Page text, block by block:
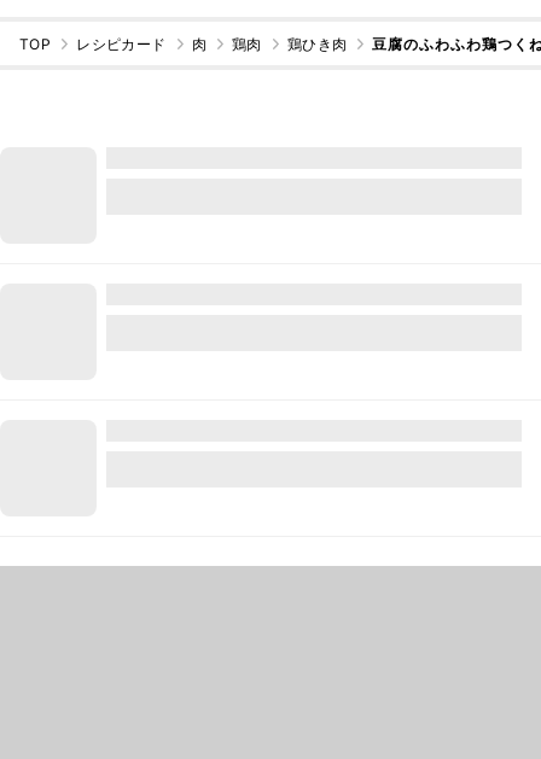
TOP レシピカード 肉 鶏肉 鶏ひき肉 豆腐のふわふわ鶏つく